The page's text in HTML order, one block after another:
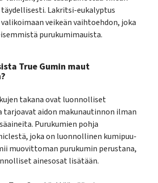
Lakritsi-eukalyptus
veikeän vaihtoehdon, joka
purukumimauista.
True Gumin maut
takana ovat luonnolliset
tarjoavat aidon makunautinnon ilman
Purukumien pohja
joka on luonnollinen kumipuu-
muovittoman purukumin perustana,
ainesosat lisätään.